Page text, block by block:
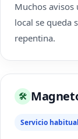
Muchos avisos
local se queda
repentina.
🛠
Servicio habitual